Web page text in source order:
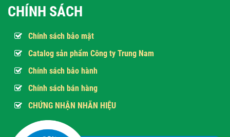
CHÍNH SÁCH
Chính sách bảo mật
Catalog sản phẩm Công ty Trung Nam
Chính sách bảo hành
Chính sách bán hàng
CHỨNG NHẬN NHÃN HIỆU